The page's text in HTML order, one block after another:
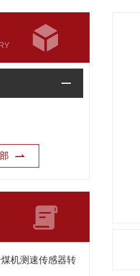
机测速传感器转